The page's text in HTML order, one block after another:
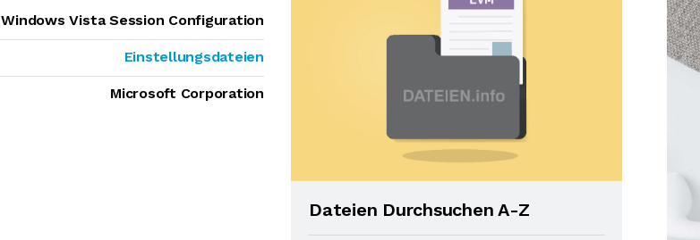
Windows Vista Session Configuration
Einstellungsdateien
Microsoft Corporation
Dateien Durchsuchen A-Z